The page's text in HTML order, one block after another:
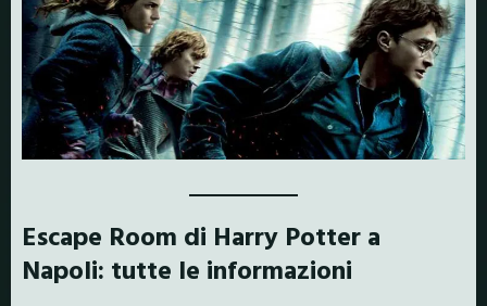
Escape Room di Harry Potter a
Napoli: tutte le informazioni